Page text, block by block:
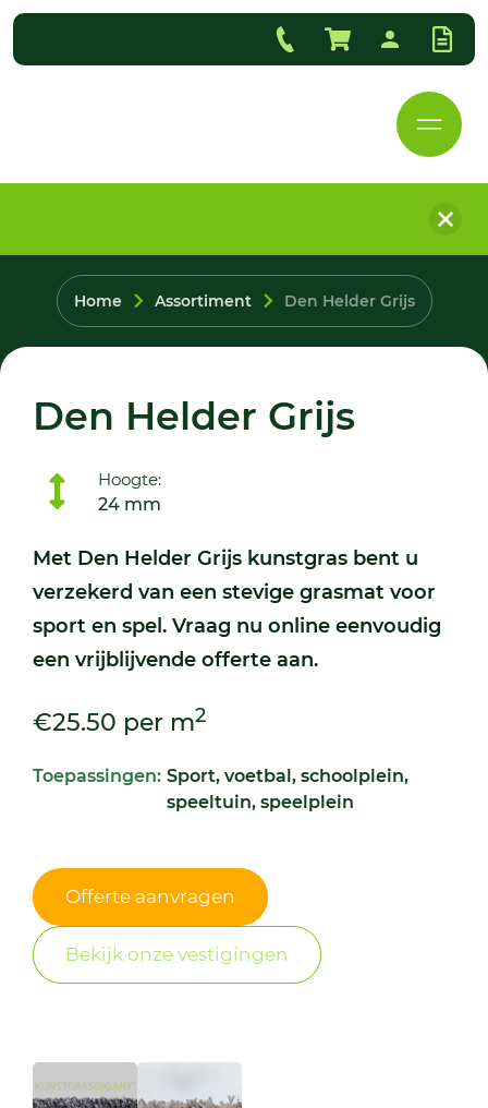
Home Assortiment Den Helder Grijs
Den Helder Grijs
Hoogte:
24 mm
Met Den Helder Grijs kunstgras bent u
verzekerd van een stevige grasmat voor
sport en spel. Vraag nu online eenvoudig
een vrijblijvende offerte aan.
€25.50 per m2
Toepassingen: Sport, voetbal, schoolplein,
speeltuin, speelplein
Offerte aanvragen
Bekijk onze vestigingen